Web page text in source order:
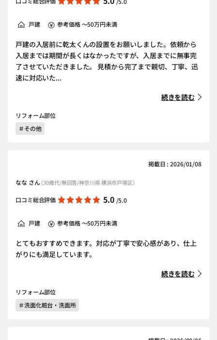
戸建 参考価格 ～50万円未満
戸建の入居前に乾太くんの設置をお願いしました。依頼から
入居までは期間が長くはなかったですが、入居までに無事完
了させていただきました。 見積から完了まで親切、丁寧、迅
速に対応いた...
続きを読む
リフォーム部位
＃その他
掲載日 : 2026/01/08
なな さん(30歳代/無回答/神奈川県 横浜市戸塚区）
口コミ総合評価 5.0 /5.0
戸建 参考価格 ～50万円未満
とてもおすすめできます。対応が丁寧で安心感があり、仕上
がりにも満足しています。
続きを読む
リフォーム部位
＃洗面化粧台・洗面所